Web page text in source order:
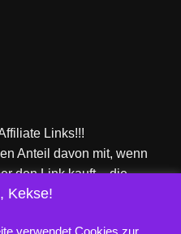
Links!!!
Anteil davon mit, wenn
den Link kauft – die
von mir!
Kekse!
verwendet Cookies zur